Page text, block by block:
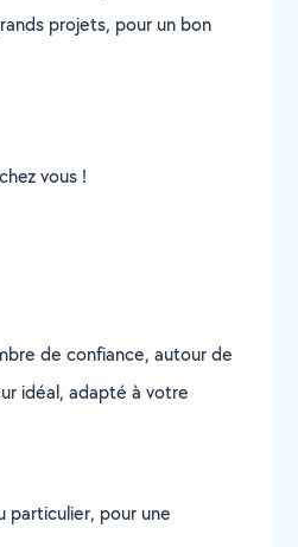
projets, pour un bon
vous !
de confiance, autour de
idéal, adapté à votre
particulier, pour une